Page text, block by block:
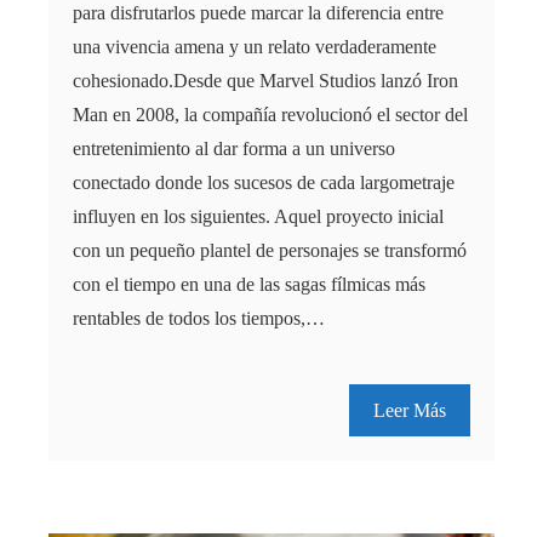
para disfrutarlos puede marcar la diferencia entre
una vivencia amena y un relato verdaderamente
cohesionado.Desde que Marvel Studios lanzó Iron
Man en 2008, la compañía revolucionó el sector del
entretenimiento al dar forma a un universo
conectado donde los sucesos de cada largometraje
influyen en los siguientes. Aquel proyecto inicial
con un pequeño plantel de personajes se transformó
con el tiempo en una de las sagas fílmicas más
rentables de todos los tiempos,…
Leer Más